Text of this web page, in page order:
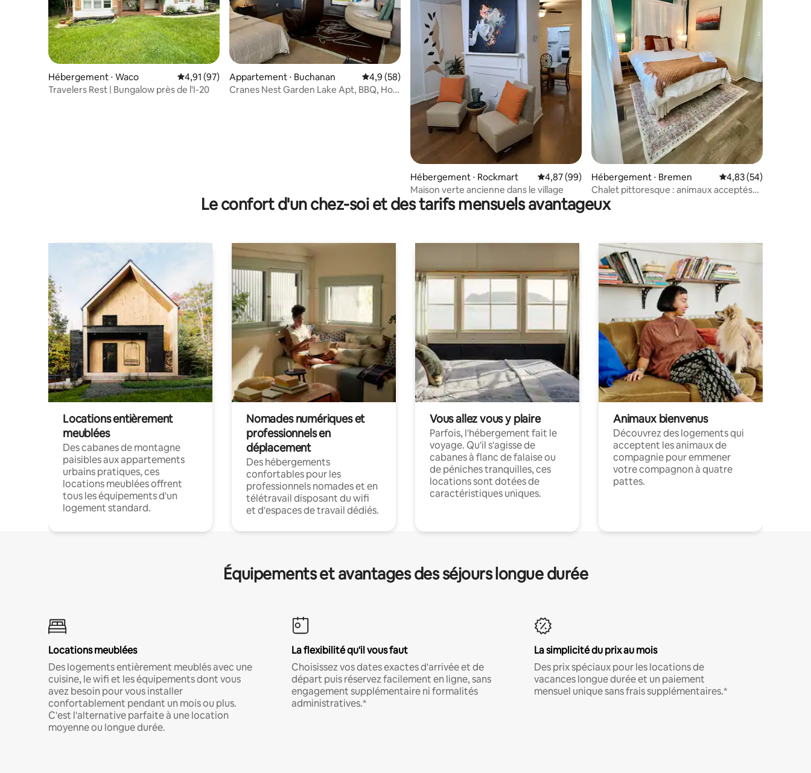
Hébergement ⋅ Waco Évaluation moyenne sur la base de 97 commentaires : 4,91 sur 5
4,91 (97)
Travelers Rest | Bungalow près de l'I-20
Appartement ⋅ Buchanan Évaluation moyenne sur la base de 58 commentaires : 4,9 sur 5
4,9 (58)
Cranes Nest Garden Lake Apt, BBQ, Hot
Hébergement ⋅ Rockmart Évaluation moyenne sur la base de 99 commentaires : 4,87 sur 5
4,87 (99)
Maison verte ancienne dans le village
Hébergement ⋅ Bremen Évaluation moyenne
4,83 (54)
Chalet pittoresque : animaux acceptés
dans le centre-ville de Bremen, Ga
Le confort d'un chez-soi et des tarifs mensuels avantageux
Locations entièrement
meublées
Des cabanes de montagne
paisibles aux appartements
urbains pratiques, ces
locations meublées offrent
tous les équipements d'un
logement standard.
Nomades numériques et
professionnels en
déplacement
Des hébergements
confortables pour les
professionnels nomades et en
télétravail disposant du wifi
et d'espaces de travail dédiés.
Vous allez vous y plaire
Parfois, l'hébergement fait le
voyage. Qu'il s'agisse de
cabanes à flanc de falaise ou
de péniches tranquilles, ces
locations sont dotées de
caractéristiques uniques.
Animaux bienvenus
Découvrez des logements qui
acceptent les animaux de
compagnie pour emmener
votre compagnon à quatre
pattes.
Équipements et avantages des séjours longue durée
Locations meublées
Des logements entièrement meublés avec une
cuisine, le wifi et les équipements dont vous
avez besoin pour vous installer
confortablement pendant un mois ou plus.
C'est l'alternative parfaite à une location
moyenne ou longue durée.
La flexibilité qu'il vous faut
Choisissez vos dates exactes d'arrivée et de
départ puis réservez facilement en ligne, sans
engagement supplémentaire ni formalités
administratives.*
La simplicité du prix au mois
Des prix spéciaux pour les locations de
vacances longue durée et un paiement
mensuel unique sans frais supplémentaires.*